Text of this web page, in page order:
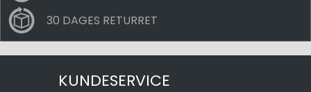
30 DAGES RETURRET
KUNDESERVICE